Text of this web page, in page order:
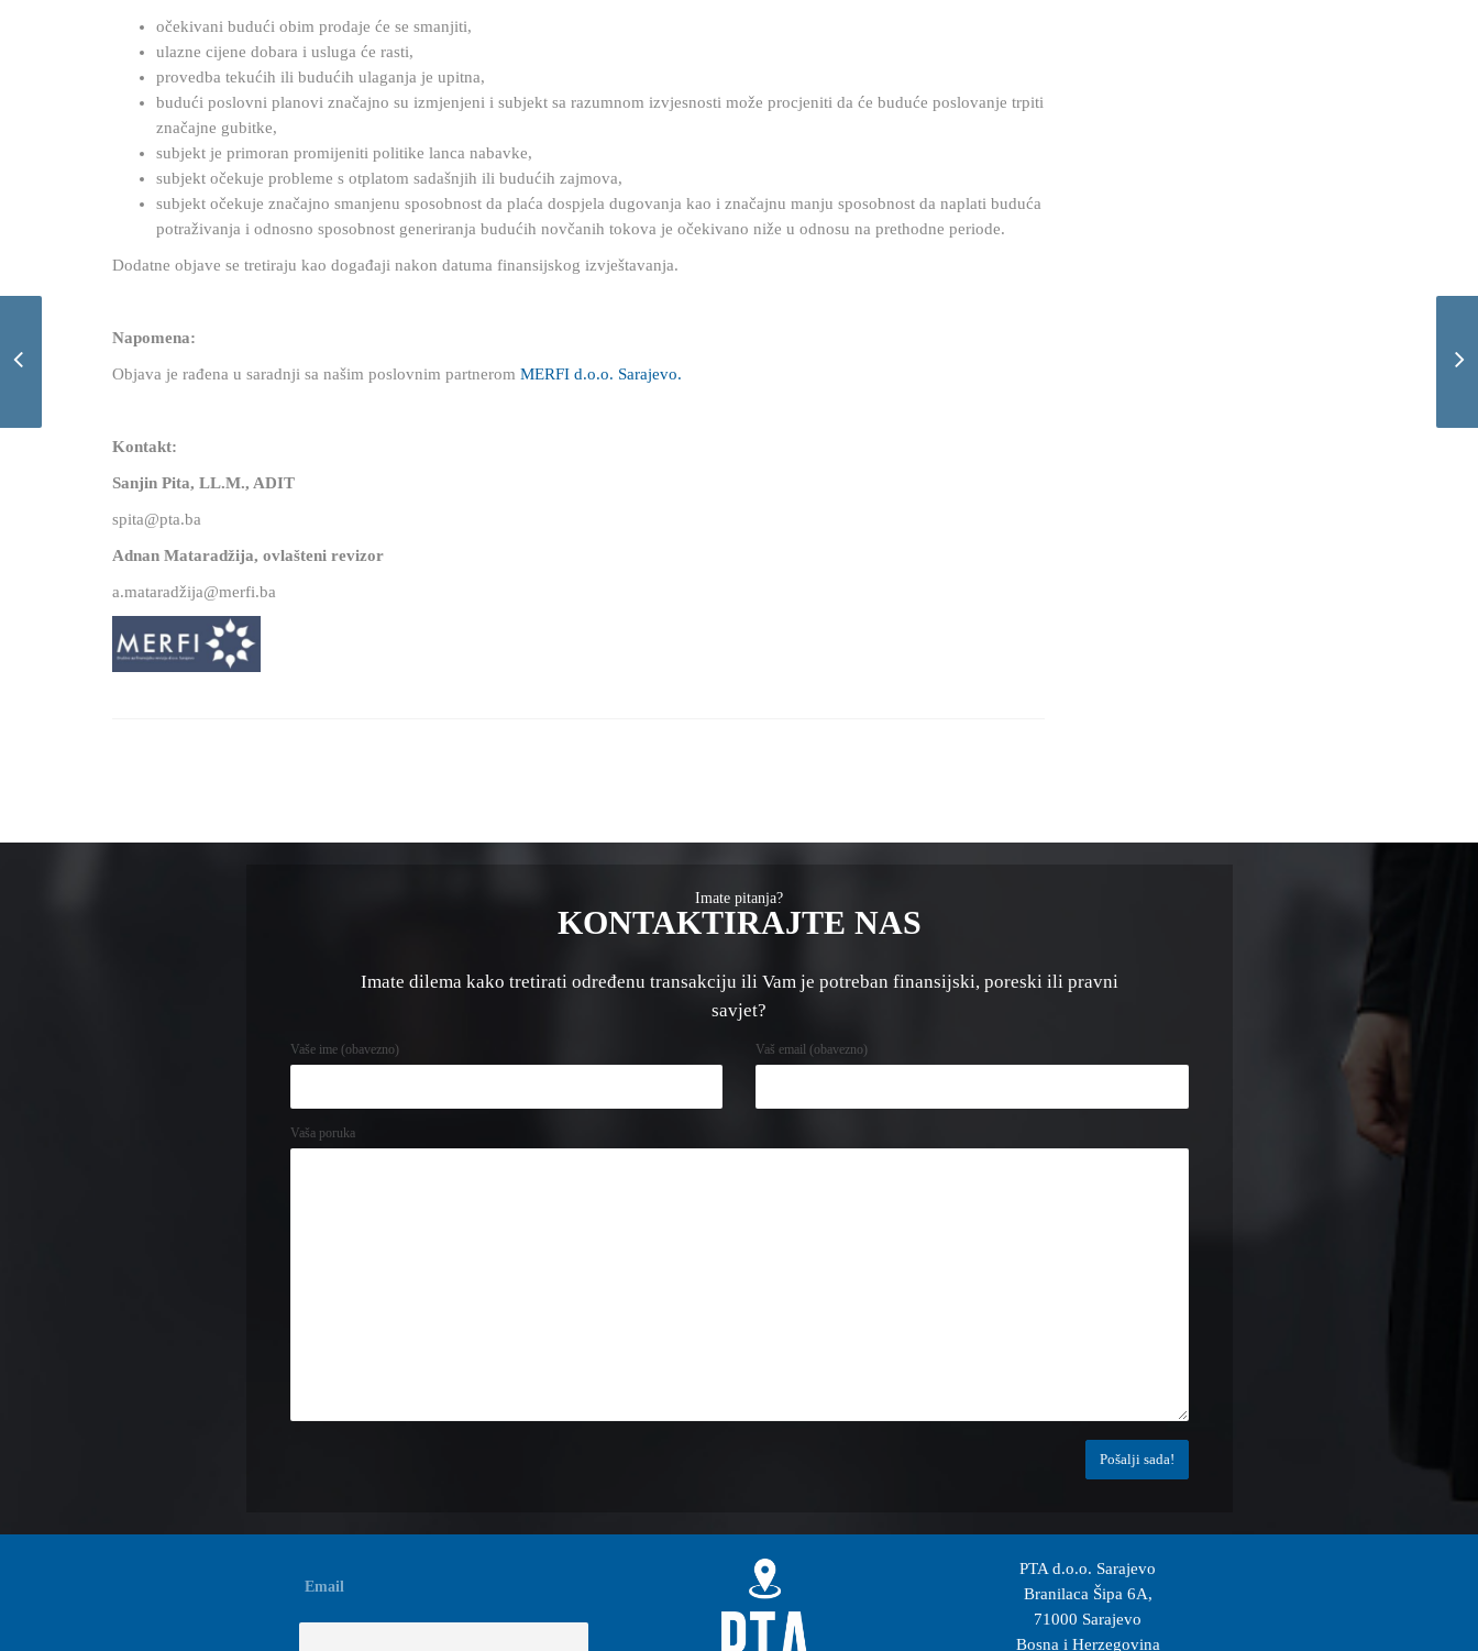
očekivani budući obim prodaje će se smanjiti,
ulazne cijene dobara i usluga će rasti,
provedba tekućih ili budućih ulaganja je upitna,
budući poslovni planovi značajno su izmjenjeni i subjekt sa razumnom izvjesnosti može procjeniti da će buduće poslovanje trpiti
značajne gubitke,
subjekt je primoran promijeniti politike lanca nabavke,
subjekt očekuje probleme s otplatom sadašnjih ili budućih zajmova,
subjekt očekuje značajno smanjenu sposobnost da plaća dospjela dugovanja kao i značajnu manju sposobnost da naplati buduća
potraživanja i odnosno sposobnost generiranja budućih novčanih tokova je očekivano niže u odnosu na prethodne periode.
Dodatne objave se tretiraju kao događaji nakon datuma finansijskog izvještavanja.
Napomena:
Objava je rađena u saradnji sa našim poslovnim partnerom MERFI d.o.o. Sarajevo.
Kontakt:
Sanjin Pita, LL.M., ADIT
spita@pta.ba
Adnan Mataradžija, ovlašteni revizor
a.mataradžija@merfi.ba
Zakon o visini zatezne
kamatne stope FBiH
Imate pitanja?
KONTAKTIRAJTE NAS
Imate dilema kako tretirati određenu transakciju ili Vam je potreban finansijski, poreski ili pravni
savjet?
Vaše ime (obavezno) Vaš email (obavezno)
Vaša poruka
Email
PTA d.o.o. Sarajevo
Branilaca Šipa 6A,
71000 Sarajevo
Bosna i Herzegovina